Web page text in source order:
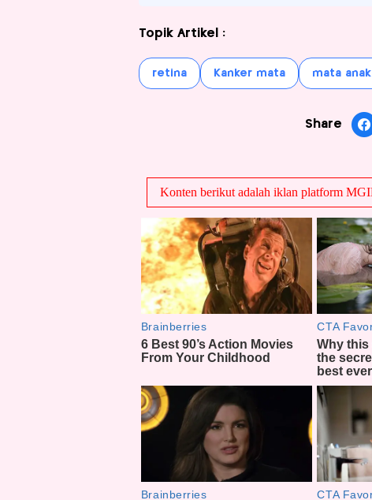
Topik Artikel :
retina Kanker mata mata anak
Share